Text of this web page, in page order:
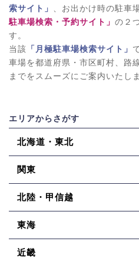
索サイト」
、お出かけ時の駐車
駐車場検索・予約サイト」 の２
す。
当該 「月極駐車場検索サイト」
車場を都道府県・市区町村、路
までをスムーズにご案内いたし
エリアからさがす
北海道・東北
関東
北陸・甲信越
東海
近畿